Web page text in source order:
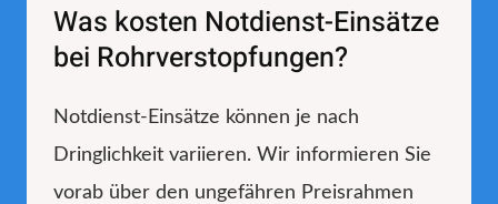
Was kosten Notdienst-Einsätze
bei Rohrverstopfungen?
Notdienst-Einsätze können je nach
Dringlichkeit variieren. Wir informieren Sie
vorab über den ungefähren Preisrahmen